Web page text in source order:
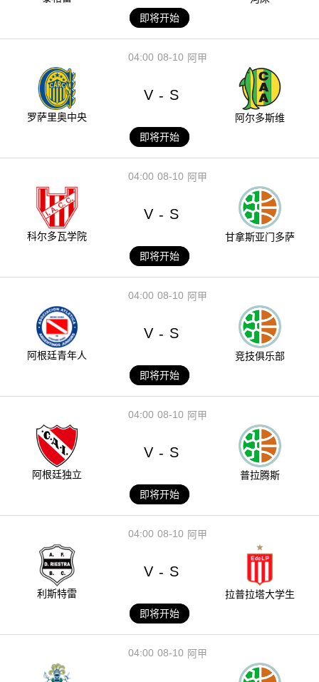
即将开始
08-10
04:00 阿甲
罗萨里奥中央
V - S
阿尔多斯维
即将开始
08-10
04:00 阿甲
科尔多瓦学院
V - S
甘拿斯亚门多萨
即将开始
08-10
04:00 阿甲
阿根廷青年人
V - S
竞技俱乐部
即将开始
08-10
04:00 阿甲
阿根廷独立
V - S
普拉腾斯
即将开始
08-10
04:00 阿甲
利斯特雷
V - S
拉普拉塔大学生
即将开始
08-10
04:00 阿甲